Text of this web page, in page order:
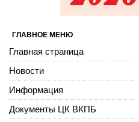
ГЛАВНОЕ МЕНЮ
Главная страница
Новости
Информация
Документы ЦК ВКПБ